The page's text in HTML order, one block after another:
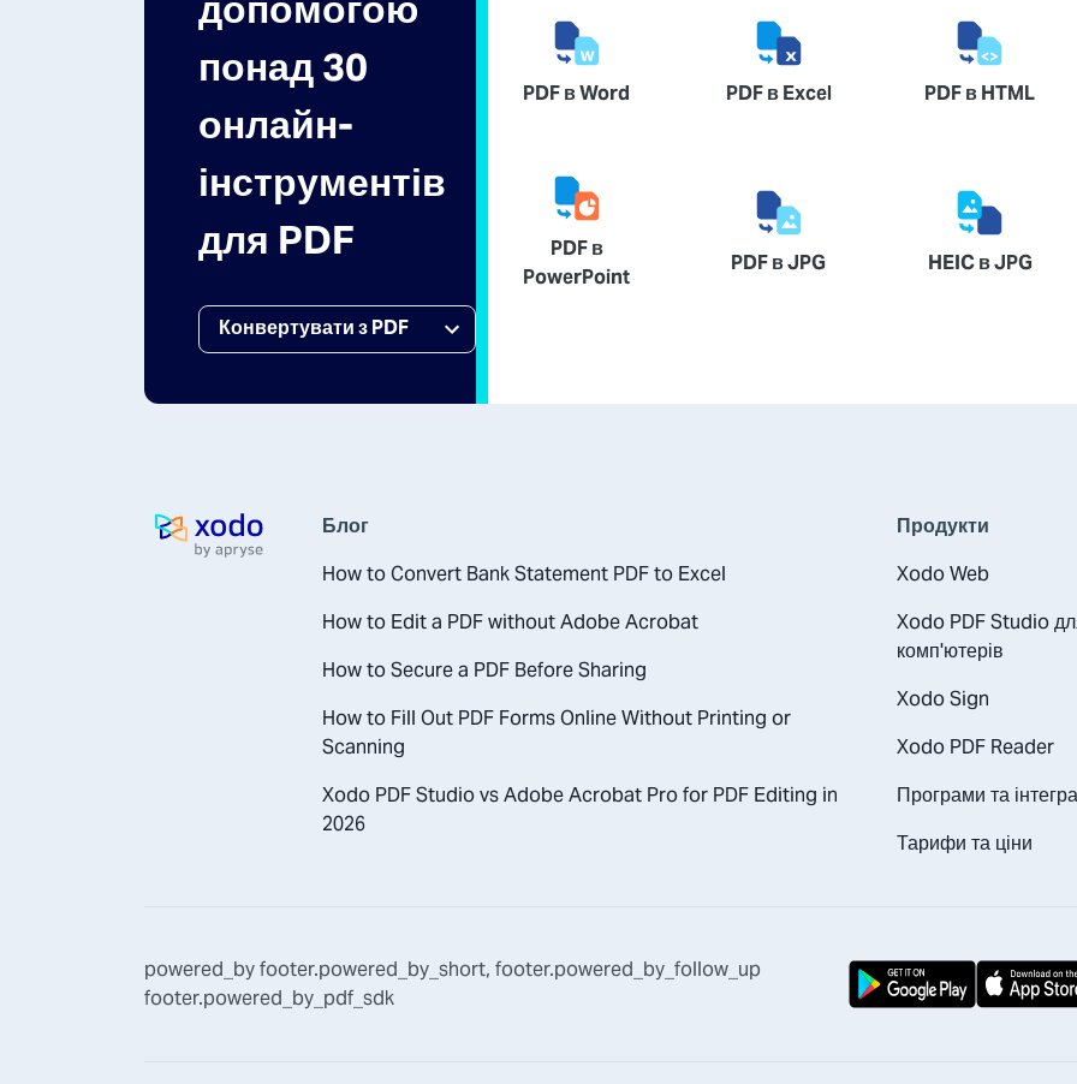
понад 30
онлайн-
інструментів
для PDF
PDF в Word PDF в Excel PDF в HTML
PDF в
PowerPoint
PDF в JPG HEIC в JPG
Домашня сторінка
Блог
How to Convert Bank Statement PDF to Excel
How to Edit a PDF without Adobe Acrobat
How to Secure a PDF Before Sharing
How to Fill Out PDF Forms Online Without Printing or
Scanning
Xodo PDF Studio vs Adobe Acrobat Pro for PDF Editing in
2026
Продукти
Xodo Web
Xodo PDF Studio
комп'ютерів
Xodo Sign
Xodo PDF Reader
Програми та
Тарифи та ціни
powered_byfooter.powered_by_short, footer.powered_by_follow_up
footer.powered_by_pdf_sdk